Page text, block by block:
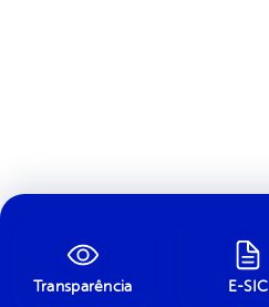
Transparência E-SIC